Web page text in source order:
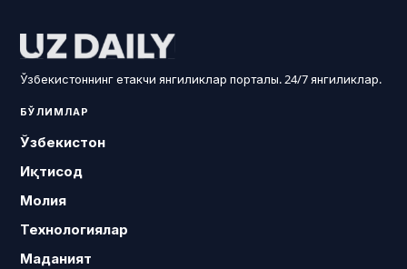
Ўзбекистоннинг етакчи янгиликлар порталы. 24/7 янгиликлар.
БЎЛИМЛАР
Ўзбекистон
Иқтисод
Молия
Технологиялар
Маданият